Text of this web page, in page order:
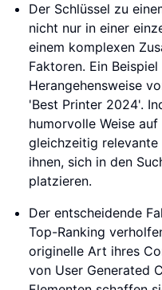
Der Schlüssel zu
nicht nur in einer
einem komplexen
Faktoren. Ein
Herangehensweise
'Best Printer 2024'.
humorvolle Weise
gleichzeitig
ihnen, sich in den
platzieren.
Der entscheidende
Top-Ranking
originelle Art ihres
von User Generated